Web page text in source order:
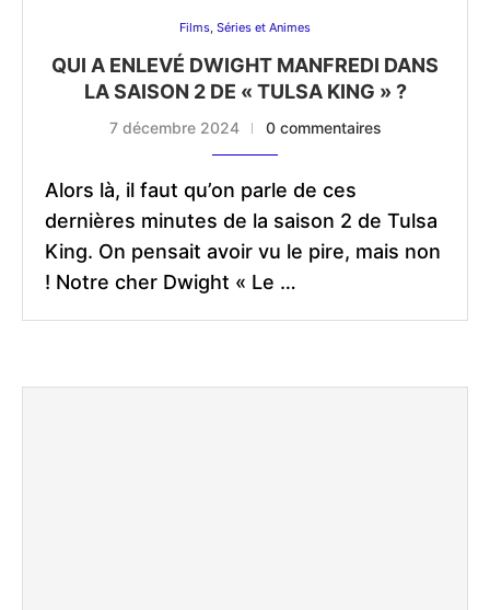
Films, Séries et Animes
QUI A ENLEVÉ DWIGHT MANFREDI DANS
LA SAISON 2 DE « TULSA KING » ?
7 décembre 2024 0 commentaires
Alors là, il faut qu’on parle de ces
dernières minutes de la saison 2 de Tulsa
King. On pensait avoir vu le pire, mais non
! Notre cher Dwight « Le …